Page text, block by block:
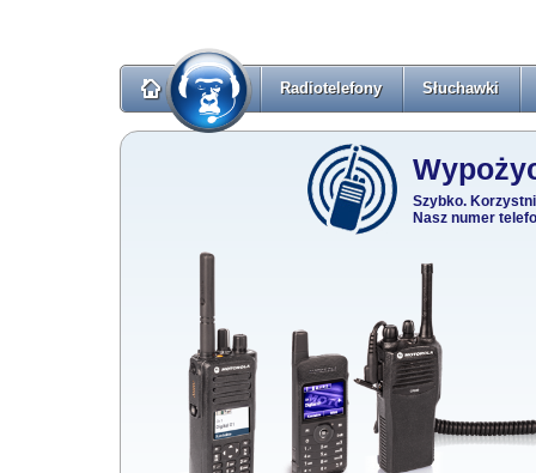
Radiotelefony Słuchawki
Szybko.
Nasz numer